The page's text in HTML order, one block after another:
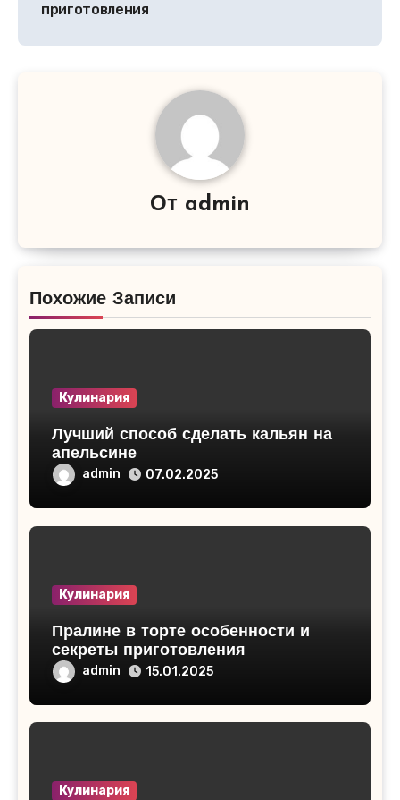
приготовления
От admin
Похожие Записи
Кулинария
Лучший способ сделать кальян на
апельсине
admin 07.02.2025
Кулинария
Пралине в торте особенности и
секреты приготовления
admin 15.01.2025
Кулинария